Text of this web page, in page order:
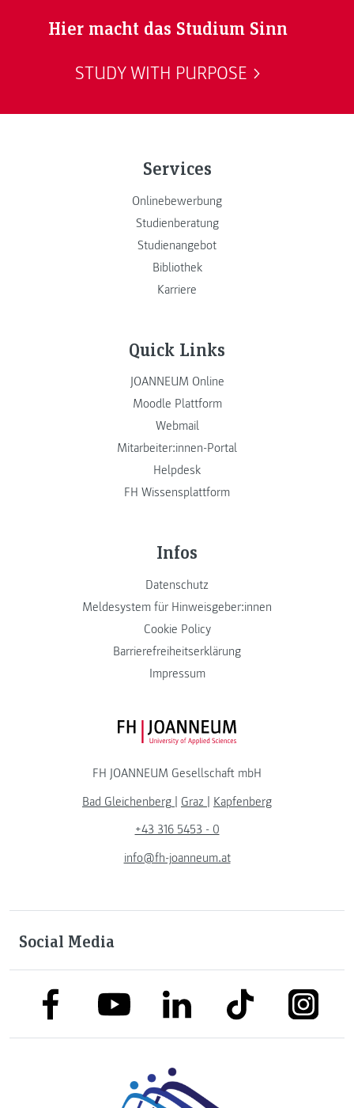
Hier macht das Studium Sinn
STUDY WITH PURPOSE
Services
Onlinebewerbung
Studienberatung
Studienangebot
Bibliothek
Karriere
Quick Links
JOANNEUM Online
Moodle Plattform
Webmail
Mitarbeiter:innen-Portal
Helpdesk
FH Wissensplattform
Infos
Datenschutz
Meldesystem für Hinweisgeber:innen
Cookie Policy
Barrierefreiheitserklärung
Impressum
FH JOANNEUM Logo
FH JOANNEUM Gesellschaft mbH
Bad Gleichenberg | Graz | Kapfenberg
+43 316 5453 - 0
info@fh-joanneum.at
Social Media
link to facebooklink to youtubelink to linkedinlink to tiktok link to